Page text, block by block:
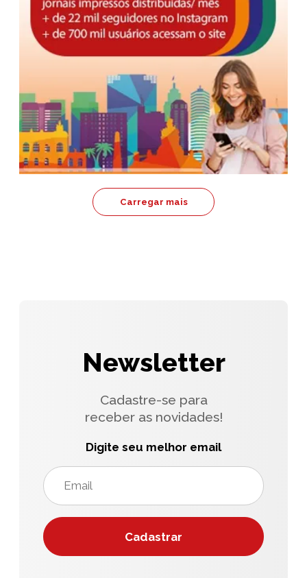
Carregar mais
Newsletter
Cadastre-se para
receber as novidades!
Digite seu melhor email